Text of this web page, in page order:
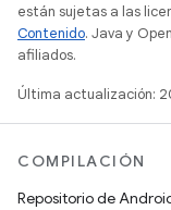
están sujetas a las
Contenido. Java y
afiliados.
Última actualización:
COMPILACIÓN
Repositorio de